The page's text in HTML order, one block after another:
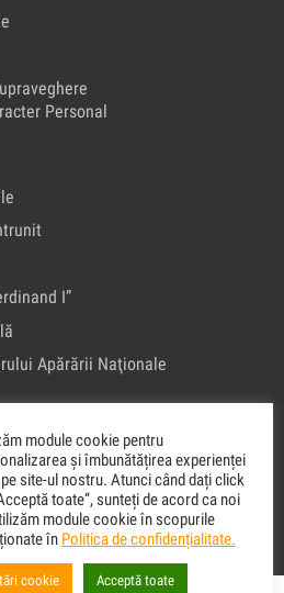
Personal
I”
Apărării Naţionale
2022 Editura Militara
module cookie pentru
și îmbunătățirea experienței
site-ul nostru. Atunci când dați click
toate”, sunteți de acord ca noi
module cookie în scopurile
în Politica de confidențialitate.
cookie Acceptă toate